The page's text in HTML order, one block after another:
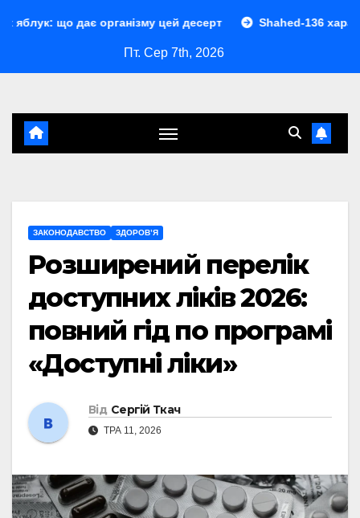
організму цей десерт Shahed-136 характеристики:
Пт. Сер 7th, 2026
ЗАКОНОДАВСТВО ЗДОРОВ’Я
Розширений перелік
доступних ліків 2026:
повний гід по програмі
«Доступні ліки»
Від Сергій Ткач
ТРА 11, 2026